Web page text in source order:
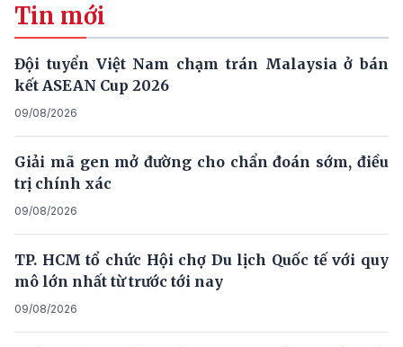
Tin mới
Đội tuyển Việt Nam chạm trán Malaysia ở bán
kết ASEAN Cup 2026
09/08/2026
Giải mã gen mở đường cho chẩn đoán sớm, điều
trị chính xác
09/08/2026
TP. HCM tổ chức Hội chợ Du lịch Quốc tế với quy
mô lớn nhất từ trước tới nay
09/08/2026